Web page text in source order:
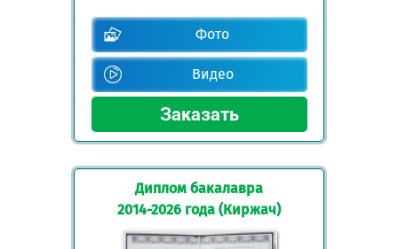
Фото
Видео
Диплом бакалавра
2014-2026 года (Киржач)